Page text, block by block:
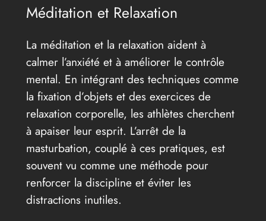
Méditation et Relaxation
La méditation et la relaxation aident à
calmer l’anxiété et à améliorer le contrôle
mental. En intégrant des techniques comme
la fixation d’objets et des exercices de
relaxation corporelle, les athlètes cherchent
à apaiser leur esprit. L’arrêt de la
masturbation, couplé à ces pratiques, est
souvent vu comme une méthode pour
renforcer la discipline et éviter les
distractions inutiles.